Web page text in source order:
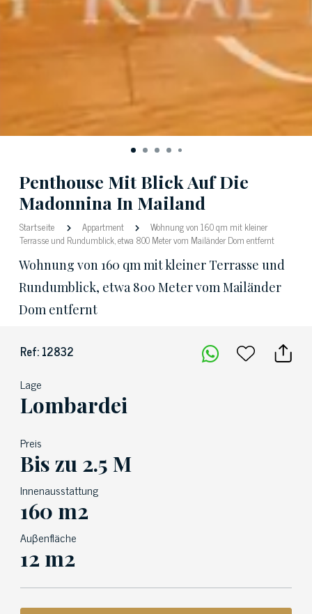
Penthouse Mit Blick Auf Die
Madonnina In Mailand
Startseite Appartment
Wohnung von 160 qm mit kleiner
Terrasse und Rundumblick, etwa 800 Meter vom Mailänder Dom entfernt
Wohnung von 160 qm mit kleiner Terrasse und
Rundumblick, etwa 800 Meter vom Mailänder
Dom entfernt
Ref: 12832
Lage
Lombardei
Preis
Bis zu 2.5 M
Innenausstattung
160 m2
Auβenfläche
12 m2